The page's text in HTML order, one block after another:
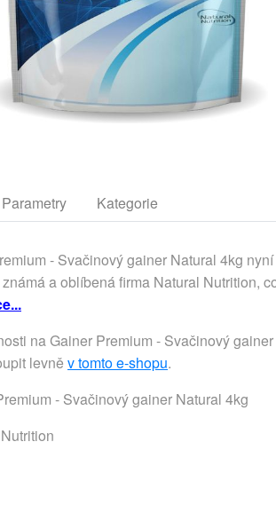
Parametry Kategorie
- Svačinový gainer Natural 4kg
a oblíbená firma Natural Nutrition,
na Gainer Premium - Svačinový
levně v tomto e-shopu.
- Svačinový gainer Natural 4kg